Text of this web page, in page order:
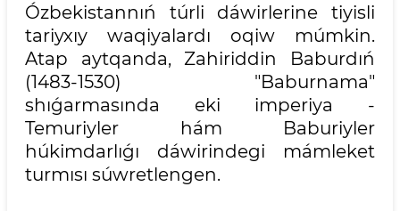
Ózbekistannıń túrli dáwirlerine tiyisli
tariyxıy waqiyalardı oqiw múmkin.
Atap aytqanda, Zahiriddin Baburdıń
(1483-1530) "Baburnama"
shıǵarmasında eki imperiya -
Temuriyler hám Baburiyler
húkimdarlıǵı dáwirindegi mámleket
turmısı súwretlengen.